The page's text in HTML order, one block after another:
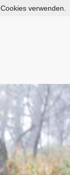
verwenden.